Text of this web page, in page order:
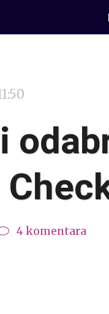
4 komentara